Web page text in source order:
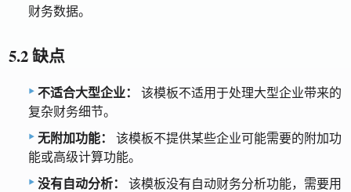
财务数据。
5.2 缺点
不适合大型企业：
该模板不适用于处理大型企业带来的
复杂财务细节。
无附加功能：
该模板不提供某些企业可能需要的附加功
能或高级计算功能。
没有自动分析：
该模板没有自动财务分析功能，需要用